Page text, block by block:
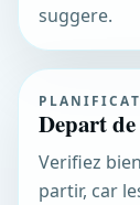
suggere.
Depart
Verifiez
partir, car